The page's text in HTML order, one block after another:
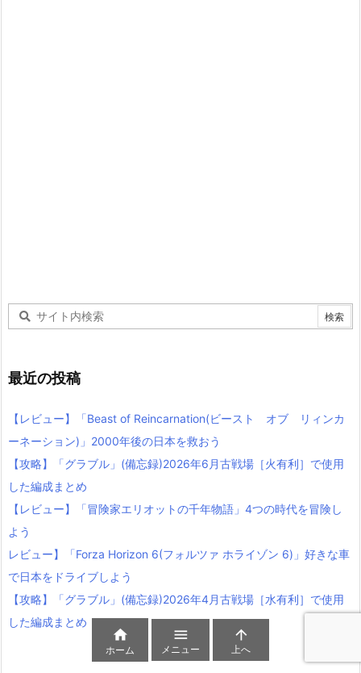
最近の投稿
【レビュー】「Beast of Reincarnation(ビースト オブ リィンカ
ーネーション)」2000年後の日本を救おう
【攻略】「グラブル」(備忘録)2026年6月古戦場［火有利］で使用
した編成まとめ
【レビュー】「冒険家エリオットの千年物語」4つの時代を冒険し
よう
レビュー】「Forza Horizon 6(フォルツァ ホライゾン 6)」好きな車
で日本をドライブしよう
【攻略】「グラブル」(備忘録)2026年4月古戦場［水有利］で使用
した編成まとめ

ホーム

メニュー

上へ